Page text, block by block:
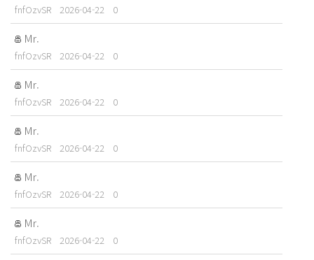
fnfOzvSR 2026-04-22 0
Mr.
fnfOzvSR 2026-04-22 0
Mr.
fnfOzvSR 2026-04-22 0
Mr.
fnfOzvSR 2026-04-22 0
Mr.
fnfOzvSR 2026-04-22 0
Mr.
fnfOzvSR 2026-04-22 0